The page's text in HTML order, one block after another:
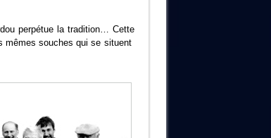
perpétue la tradition… Cette
mêmes souches qui se situent